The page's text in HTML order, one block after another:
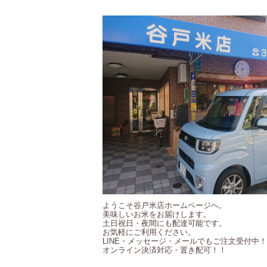
ようこそ谷戸米店ホームページへ。
美味しいお米をお届けします。
土日祝日・夜間にも配達可能です。
お気軽にご利用ください。
LINE・メッセージ・メールでもご注文受付中
オンライン決済対応・置き配可！！